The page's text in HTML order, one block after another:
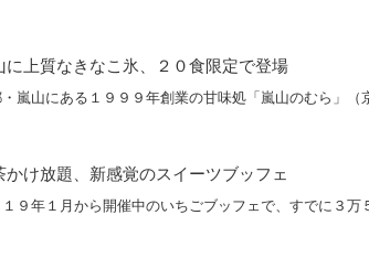
に上質なきなこ氷、２０食限定で登場
嵐山にある１９９９年創業の甘味処「嵐山のむら」
かけ放題、新感覚のスイーツブッフェ
１９年１月から開催中のいちごブッフェで、すでに３